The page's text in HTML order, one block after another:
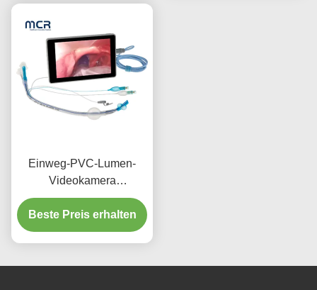
Einweg-PVC-Lumen-
Videokamera
Endobronchialkanüle für
Erwachsene
Beste Preis erhalten